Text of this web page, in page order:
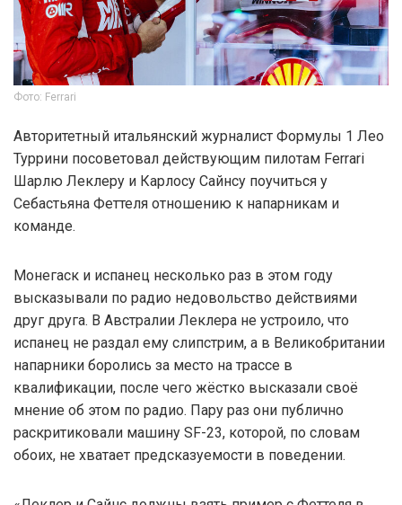
Фото: Ferrari
Авторитетный итальянский журналист Формулы 1 Лео
Туррини посоветовал действующим пилотам Ferrari
Шарлю Леклеру и Карлосу Сайнсу поучиться у
Себастьяна Феттеля отношению к напарникам и
команде.
Монегаск и испанец несколько раз в этом году
высказывали по радио недовольство действиями
друг друга. В Австралии Леклера не устроило, что
испанец не раздал ему слипстрим, а в Великобритании
напарники боролись за место на трассе в
квалификации, после чего жёстко высказали своё
мнение об этом по радио. Пару раз они публично
раскритиковали машину SF-23, которой, по словам
обоих, не хватает предсказуемости в поведении.